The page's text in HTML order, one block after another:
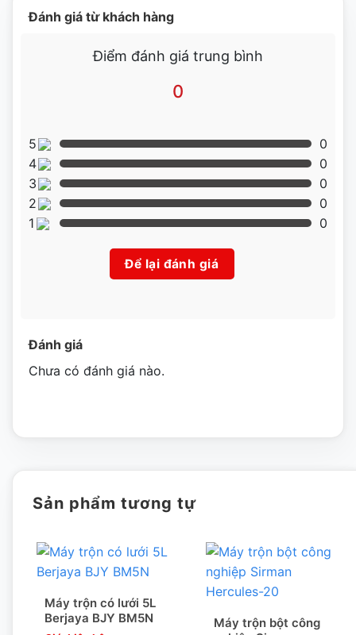
Đánh giá từ khách hàng
Điểm đánh giá trung bình
0
5
0
4
0
3
0
2
0
1
0
Để lại đánh giá
Đánh giá
Chưa có đánh giá nào.
Sản phẩm tương tự
Máy trộn có lưới 5L
Berjaya BJY BM5N
Máy trộn bột công